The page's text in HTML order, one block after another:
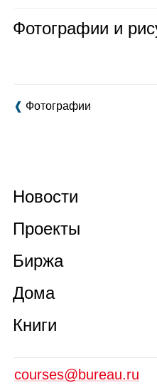
❰ Фотографии
Фотографии и
Новости
Проекты
Биржа
Дома
Книги
courses@bureau.ru